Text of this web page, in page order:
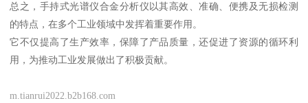
总之，手持式光谱仪合金分析仪以其高效、准确、便携及无损检测
的特点，在多个工业领域中发挥着重要作用。
它不仅提高了生产效率，保障了产品质量，还促进了资源的循环利
用，为推动工业发展做出了积极贡献。
m.tianrui2022.b2b168.com